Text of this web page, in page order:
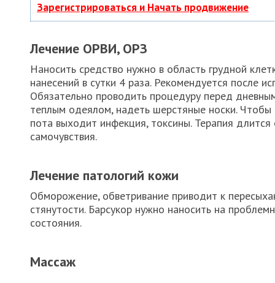
Зарегистрироваться и Начать продвижение
Лечение ОРВИ, ОРЗ
Наносить средство нужно в область грудной
нанесений в сутки 4 раза. Рекомендуется после
Обязательно проводить процедуру перед
теплым одеялом, надеть шерстяные носки. Чтобы
пота выходит инфекция, токсины. Терапия
самочувствия.
Лечение патологий кожи
Обморожение, обветривание приводит к
стянутости. Барсукор нужно наносить на
состояния.
Массаж